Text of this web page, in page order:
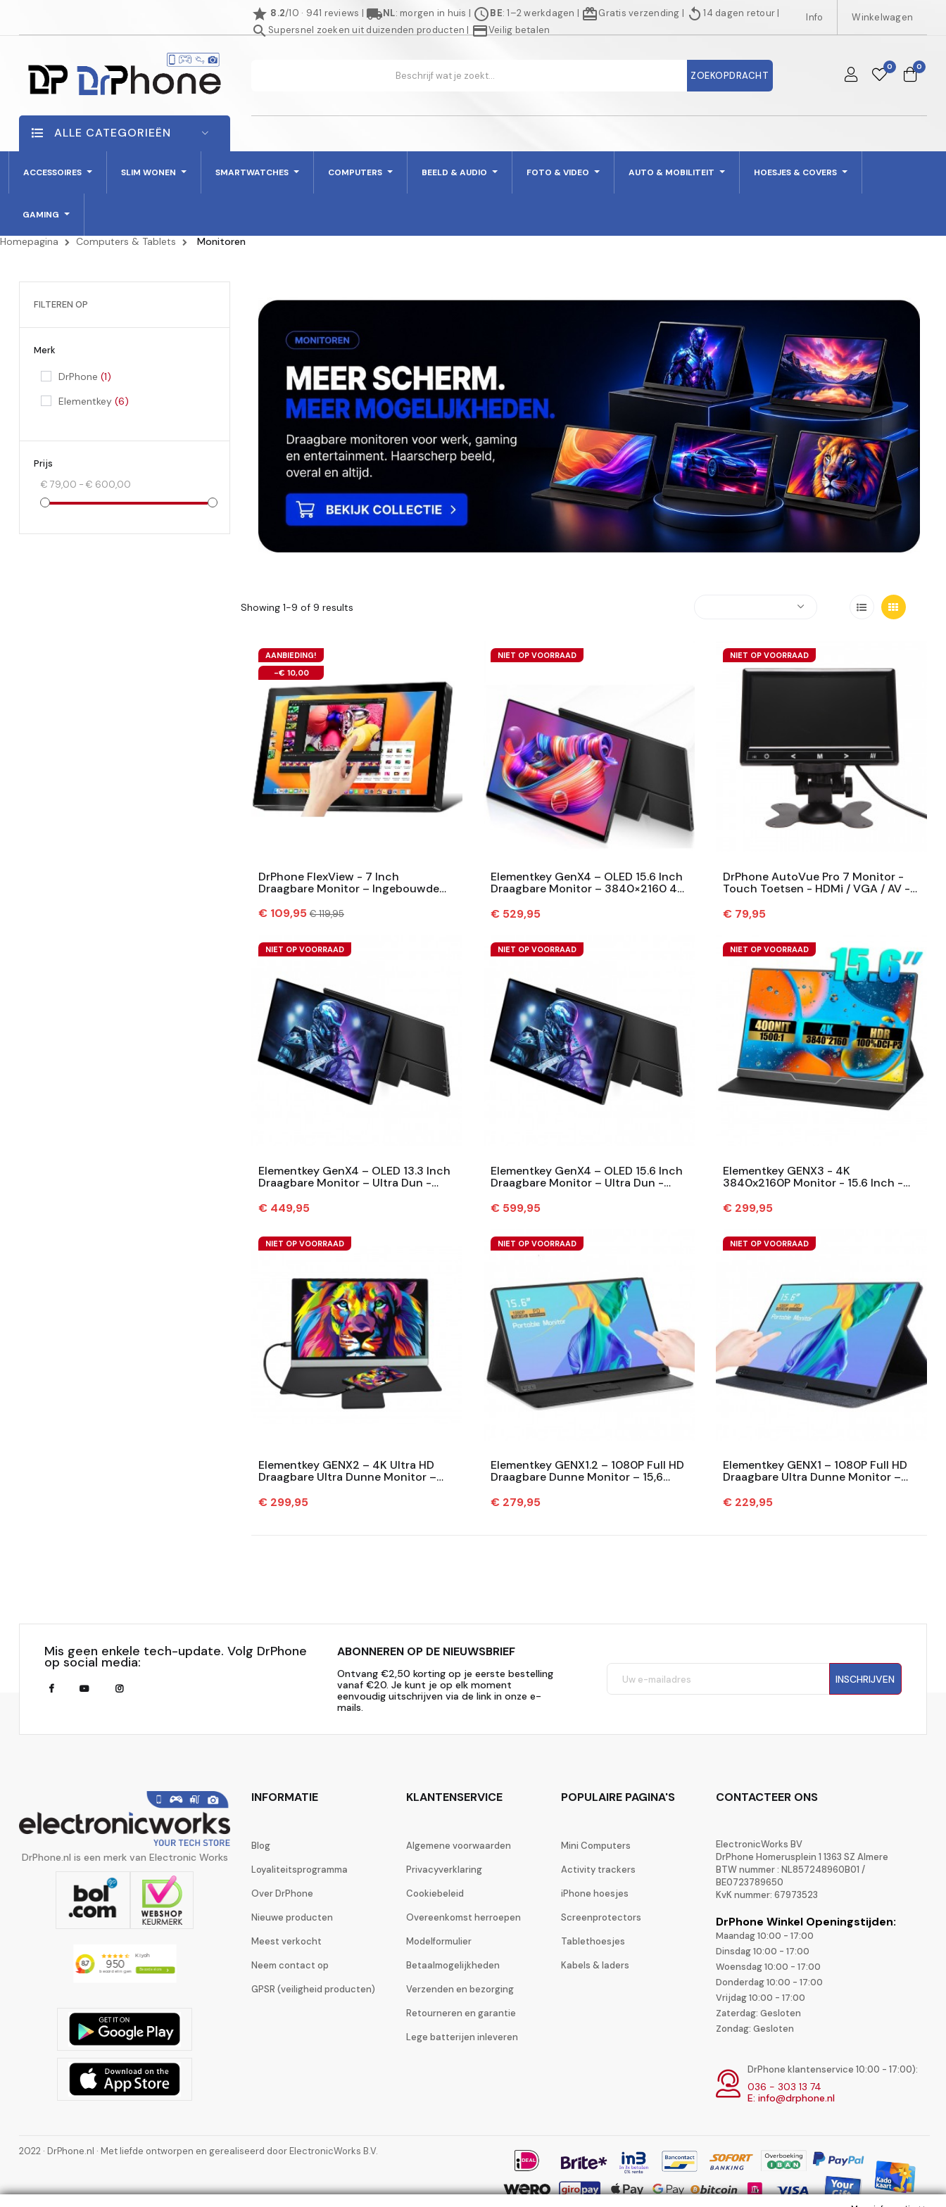
star 8.2/10 · 941 reviews | local_shippingNL: morgen in huis | scheduleBE: 1–2 werkdagen | redeemGratis verzending | replay14 dagen retour |
searchSupersnel zoeken uit duizenden producten | credit_cardVeilig betalen
Info Winkelwagen
ZOEKOPDRACHT
0 0
ALLE CATEGORIEËN
ACCESSOIRES SLIM WONEN SMARTWATCHES COMPUTERS BEELD & AUDIO FOTO & VIDEO AUTO & MOBILITEIT HOESJES & COVERS
GAMING
Homepagina Computers & Tablets Monitoren
FILTEREN OP
Merk
DrPhone (1)
Elementkey (6)
Prijs
€ 79,00 - € 600,00
Showing 1-9 of 9 results
AANBIEDING!
-€ 10,00
DrPhone FlexView - 7 Inch
Draagbare Monitor – Ingebouwde
Prijs
€ 109,95Normale
€ 119,95
NIET OP VOORRAAD
Elementkey GenX4 – OLED 15.6 Inch
Draagbare Monitor – 3840×2160 4K
Prijs
€ 529,95
NIET OP VOORRAAD
DrPhone AutoVue Pro 7 Monitor -
Touch Toetsen - HDMi / VGA / AV -
Prijs
€ 79,95
NIET OP VOORRAAD
Elementkey GenX4 – OLED 13.3 Inch
Draagbare Monitor – Ultra Dun -
Prijs
€ 449,95
NIET OP VOORRAAD
Elementkey GenX4 – OLED 15.6 Inch
Draagbare Monitor – Ultra Dun -
Prijs
€ 599,95
NIET OP VOORRAAD
Elementkey GENX3 - 4K
3840x2160P Monitor - 15.6 Inch -
Care -...
Prijs
€ 299,95
NIET OP VOORRAAD
Elementkey GENX2 – 4K Ultra HD
Draagbare Ultra Dunne Monitor –
Prijs
€ 299,95
NIET OP VOORRAAD
Elementkey GENX1.2 – 1080P Full HD
Draagbare Dunne Monitor – 15,6
Prijs
€ 279,95
NIET OP VOORRAAD
Elementkey GENX1 – 1080P Full HD
Draagbare Ultra Dunne Monitor –
Prijs
€ 229,95
Mis geen enkele tech-update. Volg DrPhone
op social media:
ABONNEREN OP DE NIEUWSBRIEF
Ontvang €2,50 korting op je eerste bestelling
vanaf €20. Je kunt je op elk moment
eenvoudig uitschrijven via de link in onze e-
mails.
INSCHRIJVEN
DrPhone.nl is een merk van Electronic Works
INFORMATIE
Blog
Loyaliteitsprogramma
Over DrPhone
Nieuwe producten
Meest verkocht
Neem contact op
GPSR (veiligheid producten)
KLANTENSERVICE
Algemene voorwaarden
Privacyverklaring
Cookiebeleid
Overeenkomst herroepen
Modelformulier
Betaalmogelijkheden
Verzenden en bezorging
Retourneren en garantie
Lege batterijen inleveren
POPULAIRE PAGINA'S
Mini Computers
Activity trackers
iPhone hoesjes
Screenprotectors
Tablethoesjes
Kabels & laders
CONTACTEER ONS
ElectronicWorks BV
DrPhone Homerusplein 1 1363 SZ Almere
BTW nummer : NL857248960B01 /
BE0723789650
KvK nummer: 67973523
DrPhone Winkel Openingstijden:
Maandag 10:00 - 17:00
Dinsdag 10:00 - 17:00
Woensdag 10:00 - 17:00
Donderdag 10:00 - 17:00
Vrijdag 10:00 - 17:00
Zaterdag: Gesloten
Zondag: Gesloten
DrPhone klantenservice 10:00 - 17:00):
036 - 303 13 74
E: info@drphone.nl
2022 · DrPhone.nl · Met liefde ontworpen en gerealiseerd door ElectronicWorks B.V.